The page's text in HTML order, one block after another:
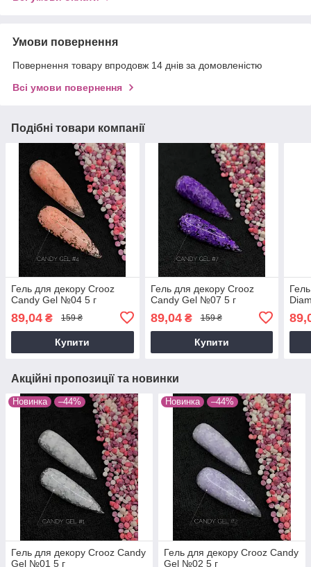
Умови повернення
Повернення товару впродовж 14 днів за домовленістю
Всі умови повернення
Подібні товари компанії
Гель для декору Crooz
Candy Gel №04 5 г
89,04 ₴ 159 ₴
Купити
Гель для декору Crooz
Candy Gel №07 5 г
89,04₴ 159 ₴
Купити
Акційні пропозиції та новинки
Новинка –44%
Гель для декору Crooz Candy
Gel №01 5 г
Новинка –44%
Гель для декору Crooz Candy
Gel №02 5 г